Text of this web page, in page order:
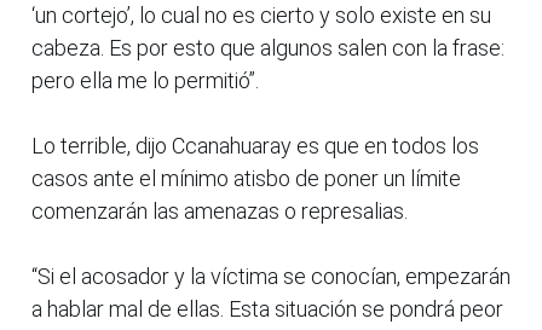
‘un cortejo’, lo cual no es cierto y solo existe en su
cabeza. Es por esto que algunos salen con la frase:
pero ella me lo permitió”.
Lo terrible, dijo Ccanahuaray es que en todos los
casos ante el mínimo atisbo de poner un límite
comenzarán las amenazas o represalias.
“Si el acosador y la víctima se conocían, empezarán
a hablar mal de ellas. Esta situación se pondrá peor